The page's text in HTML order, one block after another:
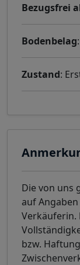
Bezugsfrei
Bodenbelag
Zustand:
Die von uns
auf
Verkäuferin.
bzw.